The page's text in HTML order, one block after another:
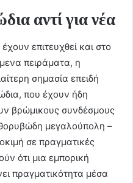
αντί για νέα
επιτευχθεί και στο
πειράματα, η
σημασία επειδή
που έχουν ήδη
βρώμικους συνδέσμους
μεγαλούπολη –
σε πραγματικές
ότι μια εμπορική
πραγματικότητα μέσα